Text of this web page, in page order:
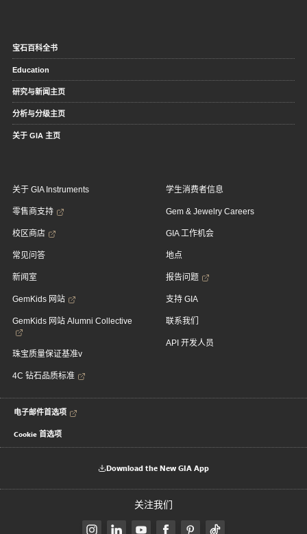
宝石百科全书
Education
研究与新闻主页
分析与分级主页
关于 GIA 主页
关于 GIA Instruments
零售商支持
校区商店
常见问答
新闻室
GemKids 网站
GemKids 网站 Alumni Collective
珠宝质量保证基准v
4C 钻石品质标准
学生消费者信息
Gem & Jewelry Careers
GIA 工作机会
地点
报告问题
支持 GIA
联系我们
API 开发人员
电子邮件首选项
Cookie 首选项
Download the New GIA App
关注我们